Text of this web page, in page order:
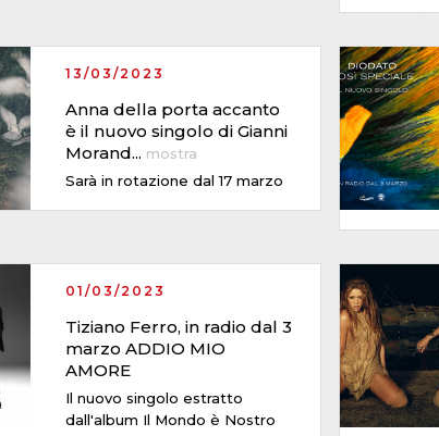
13/03/2023
Anna della porta accanto
è il nuovo singolo di Gianni
Morand... mostra
Sarà in rotazione dal 17 marzo
01/03/2023
Tiziano Ferro, in radio dal 3
marzo ADDIO MIO
AMORE
Il nuovo singolo estratto
dall'album Il Mondo è Nostro